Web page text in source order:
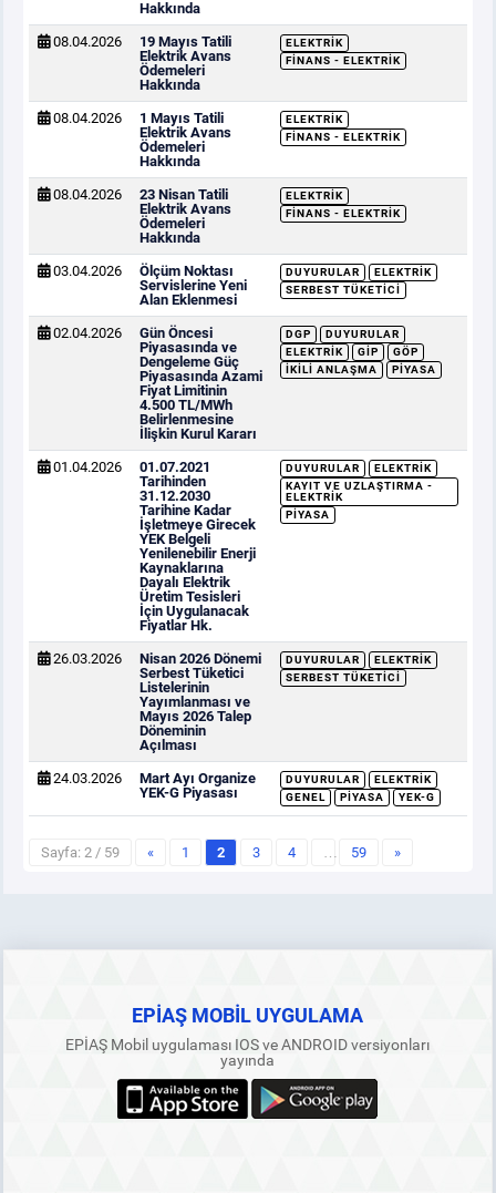
Hakkında
08.04.2026
19 Mayıs Tatili
Elektrik Avans
Ödemeleri
Hakkında
ELEKTRIK
FINANS - ELEKTRIK
08.04.2026
1 Mayıs Tatili
Elektrik Avans
Ödemeleri
Hakkında
ELEKTRIK
FINANS - ELEKTRIK
08.04.2026
23 Nisan Tatili
Elektrik Avans
Ödemeleri
Hakkında
ELEKTRIK
FINANS - ELEKTRIK
03.04.2026
Ölçüm Noktası
Servislerine Yeni
Alan Eklenmesi
DUYURULAR
ELEKTRIK
SERBEST TÜKETICI
02.04.2026
Gün Öncesi
Piyasasında ve
Dengeleme Güç
Piyasasında Azami
Fiyat Limitinin
4.500 TL/MWh
Belirlenmesine
İlişkin Kurul Kararı
DGP
DUYURULAR
ELEKTRIK
GİP
GÖP
İKILI ANLAŞMA
PIYASA
01.04.2026
01.07.2021
Tarihinden
31.12.2030
Tarihine Kadar
İşletmeye Girecek
YEK Belgeli
Yenilenebilir Enerji
Kaynaklarına
Dayalı Elektrik
Üretim Tesisleri
İçin Uygulanacak
Fiyatlar Hk.
DUYURULAR
ELEKTRIK
KAYIT VE UZLAŞTIRMA -
ELEKTRIK
PIYASA
26.03.2026
Nisan 2026 Dönemi
Serbest Tüketici
Listelerinin
Yayımlanması ve
Mayıs 2026 Talep
Döneminin
Açılması
DUYURULAR
ELEKTRIK
SERBEST TÜKETICI
24.03.2026
Mart Ayı Organize
YEK-G Piyasası
DUYURULAR
ELEKTRIK
GENEL
PIYASA YEK-G
Sayfa: 2 / 59 « 1 2 3 4 … 59 »
EPİAŞ MOBİL UYGULAMA
EPİAŞ Mobil uygulaması IOS ve ANDROID versiyonları
yayında